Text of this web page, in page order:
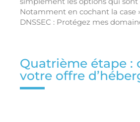
Notamment en cochant la case
DNSSEC : Protégez mes
Quatrième étape :
votre offre